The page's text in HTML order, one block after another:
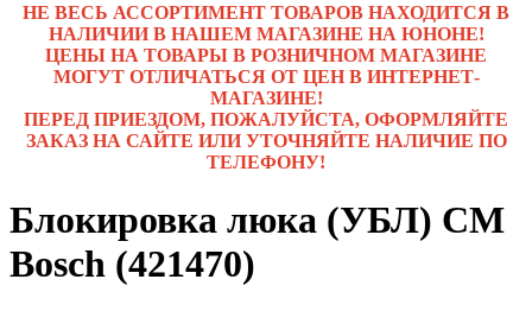
НЕ ВЕСЬ АССОРТИМЕНТ ТОВАРОВ НАХОДИТСЯ В
НАЛИЧИИ В НАШЕМ МАГАЗИНЕ НА ЮНОНЕ!
ЦЕНЫ НА ТОВАРЫ В РОЗНИЧНОМ МАГАЗИНЕ
МОГУТ ОТЛИЧАТЬСЯ ОТ ЦЕН В ИНТЕРНЕТ-
МАГАЗИНЕ!
ПЕРЕД ПРИЕЗДОМ, ПОЖАЛУЙСТА, ОФОРМЛЯЙТЕ
ЗАКАЗ НА САЙТЕ ИЛИ УТОЧНЯЙТЕ НАЛИЧИЕ ПО
ТЕЛЕФОНУ!
Блокировка люка (УБЛ) СМ
Bosch (421470)